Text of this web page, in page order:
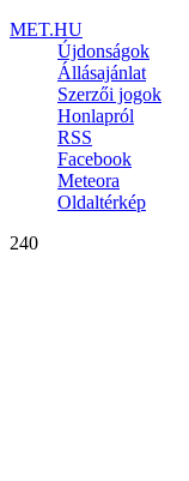
MET.HU
Újdonságok
Állásajánlat
Szerzői jogok
Honlapról
RSS
Facebook
Meteora
Oldaltérkép
240